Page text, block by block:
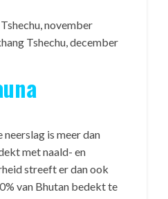
november
Tshechu, december
is meer dan
met naald- en
streeft er dan ook
van Bhutan bedekt te